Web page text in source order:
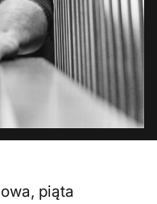
piąta